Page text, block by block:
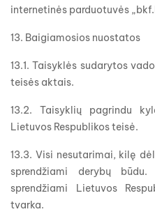
internetinės parduotuvės
13. Baigiamosios nuostatos
13.1. Taisyklės sudarytos
teisės aktais.
13.2. Taisyklių pagrindu
Lietuvos Respublikos teisė.
13.3. Visi nesutarimai, kilę
sprendžiami derybų
sprendžiami Lietuvos
tvarka.